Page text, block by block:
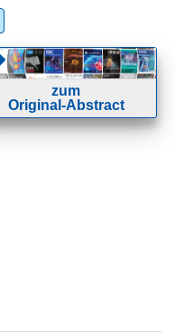
zum
Original-Abstract